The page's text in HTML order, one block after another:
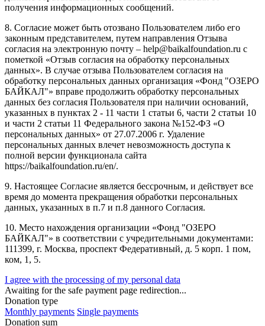
получения информационных сообщений.
8. Согласие может быть отозвано Пользователем либо его
законным представителем, путем направления Отзыва
согласия на электронную почту – help@baikalfoundation.ru с
пометкой «Отзыв согласия на обработку персональных
данных». В случае отзыва Пользователем согласия на
обработку персональных данных организация «Фонд "ОЗЕРО
БАЙКАЛ"» вправе продолжить обработку персональных
данных без согласия Пользователя при наличии оснований,
указанных в пунктах 2 - 11 части 1 статьи 6, части 2 статьи 10
и части 2 статьи 11 Федерального закона №152-ФЗ «О
персональных данных» от 27.07.2006 г. Удаление
персональных данных влечет невозможность доступа к
полной версии функционала сайта
https://baikalfoundation.ru/en/.
9. Настоящее Согласие является бессрочным, и действует все
время до момента прекращения обработки персональных
данных, указанных в п.7 и п.8 данного Согласия.
10. Место нахождения организации «Фонд "ОЗЕРО
БАЙКАЛ"» в соответствии с учредительными документами:
111399, г. Москва, проспект Федеративный, д. 5 корп. 1 пом,
ком, 1, 5.
I agree with the processing of my personal data
Awaiting for the safe payment page redirection...
Donation type
Monthly payments Single payments
Donation sum